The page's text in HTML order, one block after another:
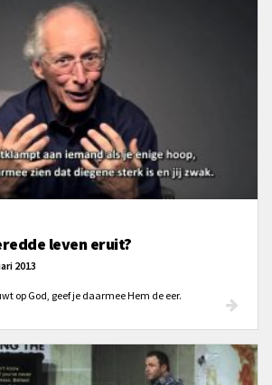
leven eruit?
2013
op God, geef je daarmee Hem de eer.